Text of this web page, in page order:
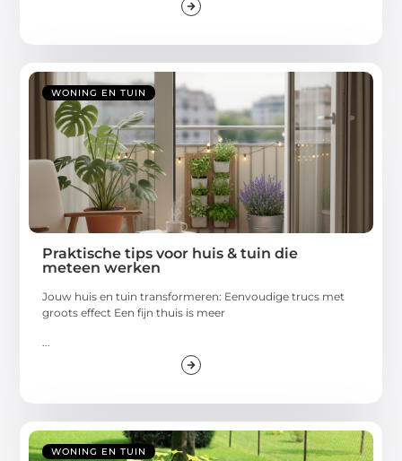
WONING EN TUIN
Praktische tips voor huis & tuin die
meteen werken
Jouw huis en tuin transformeren: Eenvoudige trucs met
groots effect Een fijn thuis is meer
WONING EN TUIN